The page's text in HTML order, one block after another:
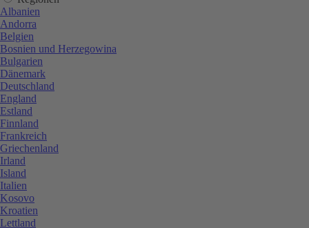
Albanien
Andorra
Belgien
Bosnien und Herzegowina
Bulgarien
Dänemark
Deutschland
England
Estland
Finnland
Frankreich
Griechenland
Irland
Island
Italien
Kosovo
Kroatien
Lettland